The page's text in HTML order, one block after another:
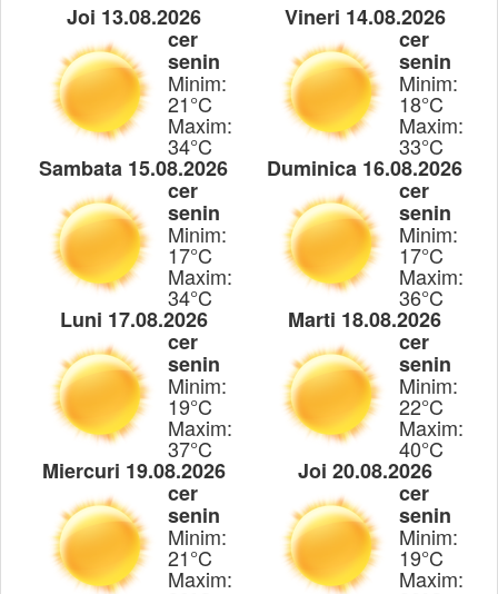
Joi 13.08.2026
cer
senin
Minim:
21°C
Maxim:
34°C
Vineri 14.08.2026
cer
senin
Minim:
18°C
Maxim:
33°C
Sambata 15.08.2026
cer
senin
Minim:
17°C
Maxim:
34°C
Duminica 16.08.2026
cer
senin
Minim:
17°C
Maxim:
36°C
Luni 17.08.2026
cer
senin
Minim:
19°C
Maxim:
37°C
Marti 18.08.2026
cer
senin
Minim:
22°C
Maxim:
40°C
Miercuri 19.08.2026
cer
senin
Minim:
21°C
Maxim:
Joi 20.08.2026
cer
senin
Minim:
19°C
Maxim: